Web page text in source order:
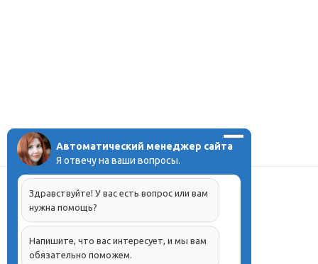
Курсы
Олимпиады
Конферeнции
Семинары
Автоматический менеджер сайта
Я отвечу на ваши вопросы.
Здравствуйте! У вас есть вопрос или вам
нужна помощь?
Напишите, что вас интересует, и мы вам
обязательно поможем.